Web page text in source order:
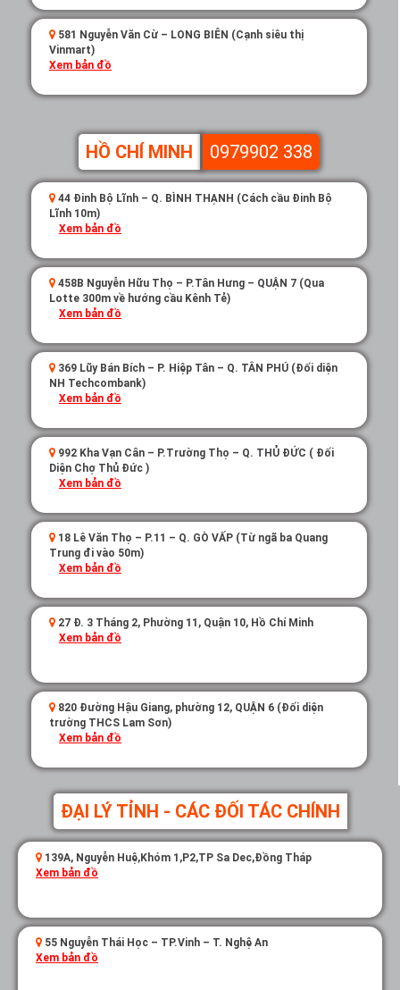
581 Nguyễn Văn Cừ – LONG BIÊN (Cạnh siêu thị
Vinmart)
Xem bản đồ
HỒ CHÍ MINH 0979902 338
44 Đinh Bộ Lĩnh – Q. BÌNH THẠNH (Cách cầu Đinh Bộ
Lĩnh 10m)
Xem bản đồ
458B Nguyễn Hữu Thọ – P.Tân Hưng – QUẬN 7 (Qua
Lotte 300m về hướng cầu Kênh Tẻ)
Xem bản đồ
369 Lũy Bán Bích – P. Hiệp Tân – Q. TÂN PHÚ (Đối diện
NH Techcombank)
Xem bản đồ
992 Kha Vạn Cân – P.Trường Thọ – Q. THỦ ĐỨC ( Đối
Diện Chợ Thủ Đức )
Xem bản đồ
18 Lê Văn Thọ – P.11 – Q. GÒ VẤP (Từ ngã ba Quang
Trung đi vào 50m)
Xem bản đồ
27 Đ. 3 Tháng 2, Phường 11, Quận 10, Hồ Chí Minh
Xem bản đồ
820 Đường Hậu Giang, phường 12, QUẬN 6 (Đối diện
trường THCS Lam Sơn)
Xem bản đồ
ĐẠI LÝ TỈNH - CÁC ĐỐI TÁC CHÍNH
139A, Nguyễn Huệ,Khóm 1,P2,TP Sa Dec,Đồng Tháp
Xem bản đồ
55 Nguyễn Thái Học – TP.Vinh – T. Nghệ An
Xem bản đồ